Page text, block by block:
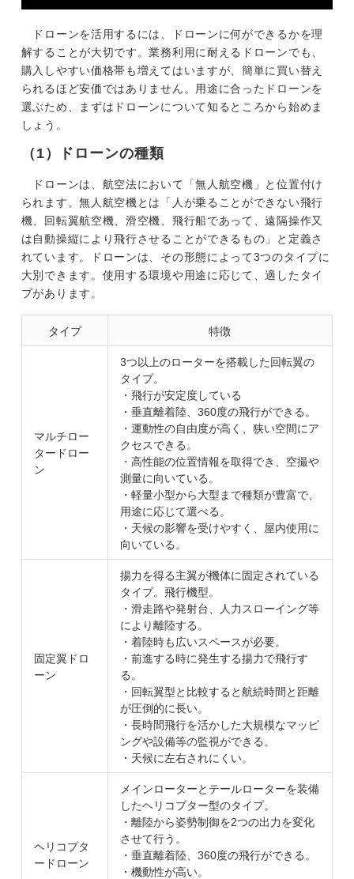
ドローンを活用するには、ドローンに何ができるかを理
解することが大切です。業務利用に耐えるドローンでも、
購入しやすい価格帯も増えてはいますが、簡単に買い替え
られるほど安価ではありません。用途に合ったドローンを
選ぶため、まずはドローンについて知るところから始めま
しょう。
（1）ドローンの種類
ドローンは、航空法において「無人航空機」と位置付け
られます。無人航空機とは「人が乗ることができない飛行
機、回転翼航空機、滑空機、飛行船であって、遠隔操作又
は自動操縦により飛行させることができるもの」と定義さ
れています。ドローンは、その形態によって3つのタイプに
大別できます。使用する環境や用途に応じて、適したタイ
プがあります。
タイプ 特徴
マルチロー
タードロー
ン
3つ以上のローターを搭載した回転翼の
タイプ。
・飛行が安定度している
・垂直離着陸、360度の飛行ができる。
・運動性の自由度が高く、狭い空間にア
クセスできる。
・高性能の位置情報を取得でき、空撮や
測量に向いている。
・軽量小型から大型まで種類が豊富で、
用途に応じて選べる。
・天候の影響を受けやすく、屋内使用に
向いている。
固定翼ドロ
ーン
揚力を得る主翼が機体に固定されている
タイプ。飛行機型。
・滑走路や発射台、人力スローイング等
により離陸する。
・着陸時も広いスペースが必要。
・前進する時に発生する揚力で飛行す
る。
・回転翼型と比較すると航続時間と距離
が圧倒的に長い。
・長時間飛行を活かした大規模なマッピ
ングや設備等の監視ができる。
・天候に左右されにくい。
ヘリコプタ
ードローン
メインローターとテールローターを装備
したヘリコプター型のタイプ。
・離陸から姿勢制御を2つの出力を変化
させて行う。
・垂直離着陸、360度の飛行ができる。
・機動性が高い。